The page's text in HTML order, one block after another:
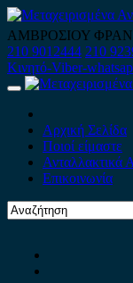
Skip
to
content
ΑΜΒΡΟΣΙΟΥ
210 9012444 210
Κινητό-Viber-
Primary
Αρχική Σελίδα
Ποιοί είμαστε
Ανταλλακτικά
Επικοινωνία